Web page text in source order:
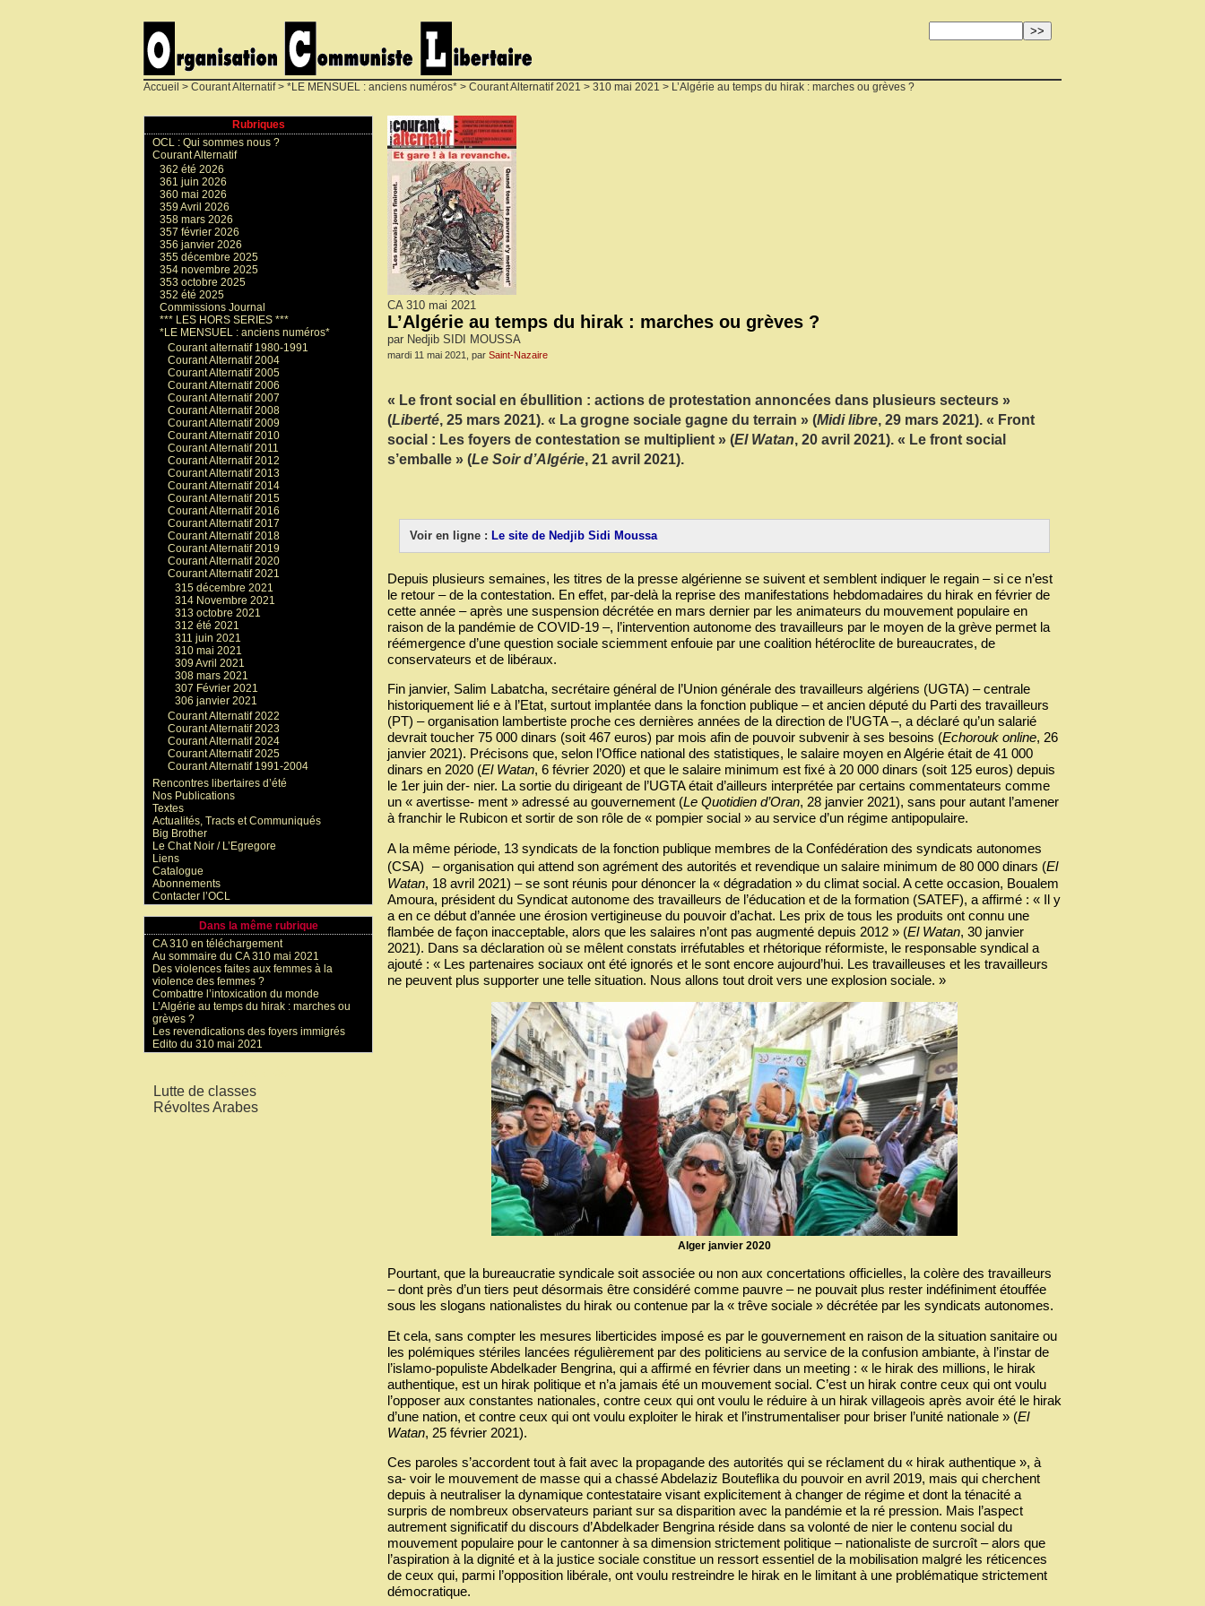
Accueil > Courant Alternatif> *LE MENSUEL : anciens numéros* > Courant Alternatif 2021 > 310 mai 2021 > L’Algérie au temps du hirak : marches ou grèves ?
CA 310 mai 2021
L’Algérie au temps du hirak : marches ou grèves ?
par Nedjib SIDI MOUSSA
mardi 11 mai 2021, par Saint-Nazaire
« Le front social en ébullition : actions de protestation annoncées dans plusieurs secteurs »
(Liberté, 25 mars 2021). « La grogne sociale gagne du terrain » (Midi libre, 29 mars 2021). « Front
social : Les foyers de contestation se multiplient » (El Watan, 20 avril 2021). « Le front social
s’emballe » (Le Soir d’Algérie, 21 avril 2021).
Voir en ligne : Le site de Nedjib Sidi Moussa
Depuis plusieurs semaines, les titres de la presse algérienne se suivent et semblent indiquer le regain – si ce n’est
le retour – de la contestation. En effet, par‐delà la reprise des manifestations hebdomadaires du hirak en février de
cette année – après une suspension décrétée en mars dernier par les animateurs du mouvement populaire en
raison de la pandémie de COVID‐19 –, l’intervention autonome des travailleurs par le moyen de la grève permet la
réémergence d’une question sociale sciemment enfouie par une coalition hétéroclite de bureaucrates, de
conservateurs et de libéraux.
Fin janvier, Salim Labatcha, secrétaire général de l’Union générale des travailleurs algériens (UGTA) – centrale
historiquement lié e à l’Etat, surtout implantée dans la fonction publique – et ancien député du Parti des travailleurs
(PT) – organisation lambertiste proche ces dernières années de la direction de l’UGTA –, a déclaré qu’un salarié
devrait toucher 75 000 dinars (soit 467 euros) par mois afin de pouvoir subvenir à ses besoins (Echorouk online, 26
janvier 2021). Précisons que, selon l’Office national des statistiques, le salaire moyen en Algérie était de 41 000
dinars en 2020 (El Watan, 6 février 2020) et que le salaire minimum est fixé à 20 000 dinars (soit 125 euros) depuis
le 1er juin der‐ nier. La sortie du dirigeant de l’UGTA était d’ailleurs interprétée par certains commentateurs comme
un « avertisse‐ ment » adressé au gouvernement (Le Quotidien d’Oran, 28 janvier 2021), sans pour autant l’amener
à franchir le Rubicon et sortir de son rôle de « pompier social » au service d’un régime antipopulaire.
A la même période, 13 syndicats de la fonction publique membres de la Confédération des syndicats autonomes
(CSA) – organisation qui attend son agrément des autorités et revendique un salaire minimum de 80 000 dinars (El
Watan, 18 avril 2021) – se sont réunis pour dénoncer la « dégradation » du climat social. A cette occasion, Boualem
Amoura, président du Syndicat autonome des travailleurs de l’éducation et de la formation (SATEF), a affirmé : « Il y
a en ce début d’année une érosion vertigineuse du pouvoir d’achat. Les prix de tous les produits ont connu une
flambée de façon inacceptable, alors que les salaires n’ont pas augmenté depuis 2012 » (El Watan, 30 janvier
2021). Dans sa déclaration où se mêlent constats irréfutables et rhétorique réformiste, le responsable syndical a
ajouté : « Les partenaires sociaux ont été ignorés et le sont encore aujourd’hui. Les travailleuses et les travailleurs
ne peuvent plus supporter une telle situation. Nous allons tout droit vers une explosion sociale. »
Alger janvier 2020
Pourtant, que la bureaucratie syndicale soit associée ou non aux concertations officielles, la colère des travailleurs
– dont près d’un tiers peut désormais être considéré comme pauvre – ne pouvait plus rester indéfiniment étouffée
sous les slogans nationalistes du hirak ou contenue par la « trêve sociale » décrétée par les syndicats autonomes.
Et cela, sans compter les mesures liberticides imposé es par le gouvernement en raison de la situation sanitaire ou
les polémiques stériles lancées régulièrement par des politiciens au service de la confusion ambiante, à l’instar de
l’islamo‐populiste Abdelkader Bengrina, qui a affirmé en février dans un meeting : « le hirak des millions, le hirak
authentique, est un hirak politique et n’a jamais été un mouvement social. C’est un hirak contre ceux qui ont voulu
l’opposer aux constantes nationales, contre ceux qui ont voulu le réduire à un hirak villageois après avoir été le hirak
d’une nation, et contre ceux qui ont voulu exploiter le hirak et l’instrumentaliser pour briser l’unité nationale » (El
Watan, 25 février 2021).
Ces paroles s’accordent tout à fait avec la propagande des autorités qui se réclament du « hirak authentique », à
sa‐ voir le mouvement de masse qui a chassé Abdelaziz Bouteflika du pouvoir en avril 2019, mais qui cherchent
depuis à neutraliser la dynamique contestataire visant explicitement à changer de régime et dont la ténacité a
surpris de nombreux observateurs pariant sur sa disparition avec la pandémie et la ré pression. Mais l’aspect
autrement significatif du discours d’Abdelkader Bengrina réside dans sa volonté de nier le contenu social du
mouvement populaire pour le cantonner à sa dimension strictement politique – nationaliste de surcroît – alors que
l’aspiration à la dignité et à la justice sociale constitue un ressort essentiel de la mobilisation malgré les réticences
de ceux qui, parmi l’opposition libérale, ont voulu restreindre le hirak en le limitant à une problématique strictement
démocratique.
Rubriques
OCL : Qui sommes nous ?
Courant Alternatif
362 été 2026
361 juin 2026
360 mai 2026
359 Avril 2026
358 mars 2026
357 février 2026
356 janvier 2026
355 décembre 2025
354 novembre 2025
353 octobre 2025
352 été 2025
Commissions Journal
*** LES HORS SERIES ***
*LE MENSUEL : anciens numéros*
Courant alternatif 1980-1991
Courant Alternatif 2004
Courant Alternatif 2005
Courant Alternatif 2006
Courant Alternatif 2007
Courant Alternatif 2008
Courant Alternatif 2009
Courant Alternatif 2010
Courant Alternatif 2011
Courant Alternatif 2012
Courant Alternatif 2013
Courant Alternatif 2014
Courant Alternatif 2015
Courant Alternatif 2016
Courant Alternatif 2017
Courant Alternatif 2018
Courant Alternatif 2019
Courant Alternatif 2020
Courant Alternatif 2021
315 décembre 2021
314 Novembre 2021
313 octobre 2021
312 été 2021
311 juin 2021
310 mai 2021
309 Avril 2021
308 mars 2021
307 Février 2021
306 janvier 2021
Courant Alternatif 2022
Courant Alternatif 2023
Courant Alternatif 2024
Courant Alternatif 2025
Courant Alternatif 1991-2004
Rencontres libertaires d’été
Nos Publications
Textes
Actualités, Tracts et Communiqués
Big Brother
Le Chat Noir / L’Egregore
Liens
Catalogue
Abonnements
Contacter l’OCL
Dans la même rubrique
CA 310 en téléchargement
Au sommaire du CA 310 mai 2021
Des violences faites aux femmes à la
violence des femmes ?
Combattre l’intoxication du monde
L’Algérie au temps du hirak : marches ou
grèves ?
Les revendications des foyers immigrés
Edito du 310 mai 2021
Lutte de classes
Révoltes Arabes